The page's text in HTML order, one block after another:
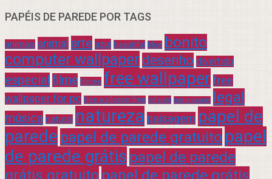
PAPÉIS DE PAREDE POR TAGS
animais animal arte azul beautiful blue bonito
computer wallpaper desenho divertido
especial filme filmes free wallpaper free
wallpaper for pc free wallpaper free infantil interessante legal
música natural natureza paisagem papel de
parede papel de parede gratuito papel
de parede grátis papel de parede
grátis gratuito papel de parede grátis